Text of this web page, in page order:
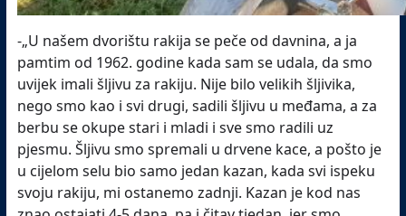
-„U našem dvorištu rakija se peče od davnina, a ja
pamtim od 1962. godine kada sam se udala, da smo
uvijek imali šljivu za rakiju. Nije bilo velikih šljivika,
nego smo kao i svi drugi, sadili šljivu u međama, a za
berbu se okupe stari i mladi i sve smo radili uz
pjesmu. Šljivu smo spremali u drvene kace, a pošto je
u cijelom selu bio samo jedan kazan, kada svi ispeku
svoju rakiju, mi ostanemo zadnji. Kazan je kod nas